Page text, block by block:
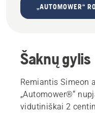
„AUTOMOWER“
Šaknų gylis
Remiantis Simeon
„Automower®“
vidutiniškai 2